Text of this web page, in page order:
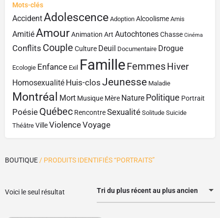
Mots-clés
AccidentAdolescence Adoption Alcoolisme Amis
AmitiéAmourAnimation Art AutochtonesChasse Cinéma
Conflits Couple Culture Deuil Documentaire Drogue
Ecologie Enfance Exil FamilleFemmesHiver
Homosexualité Huis-clos Jeunesse Maladie
Montréal Mort Musique Mère Nature Politique Portrait
Poésie Québec RencontreSexualité Solitude Suicide
Théâtre VilleViolenceVoyage
BOUTIQUE / PRODUITS IDENTIFIÉS “PORTRAITS”
Voici le seul résultat Tri du plus récent au plus ancien